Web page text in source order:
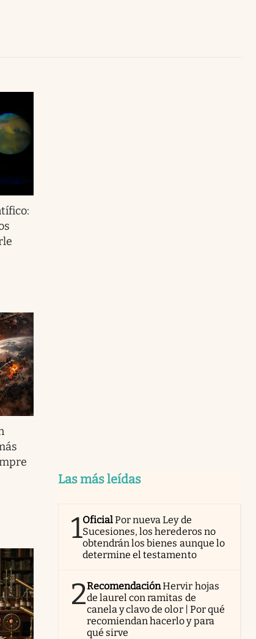
Las más leídas
1OficialPor nueva Ley de
Sucesiones, los herederos no
obtendrán los bienes aunque lo
determine el testamento
2RecomendaciónHervir hojas
de laurel con ramitas de
canela y clavo de olor | Por qué
recomiendan hacerlo y para
qué sirve